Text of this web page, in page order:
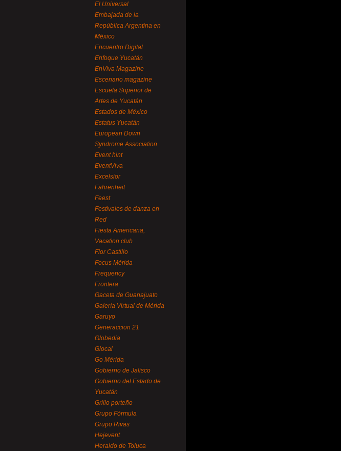
El Universal
Embajada de la
República Argentina en
México
Encuentro Digital
Enfoque Yucatán
EnViva Magazine
Escenario magazine
Escuela Superior de
Artes de Yucatán
Estados de México
Estatus Yucatán
European Down
Syndrome Association
Event hint
EventViva
Excelsior
Fahrenheit
Feest
Festivales de danza en
Red
Fiesta Americana,
Vacation club
Flor Castillo
Focus Mérida
Frequency
Frontera
Gaceta de Guanajuato
Galería Virtual de Mérida
Garuyo
Generaccion 21
Globedia
Glocal
Go Mérida
Gobierno de Jalisco
Gobierno del Estado de
Yucatán
Grillo porteño
Grupo Fórmula
Grupo Rivas
Hejevent
Heraldo de Toluca